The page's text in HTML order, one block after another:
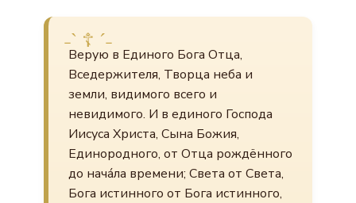
Верую в Единого Бога Отца,
Вседержителя, Творца неба и
земли, видимого всего и
невидимого. И в единого Господа
Иисуса Христа, Сына Божия,
Единородного, от Отца рождённого
до нача́ла времени; Света от Света,
Бога истинного от Бога истинного,